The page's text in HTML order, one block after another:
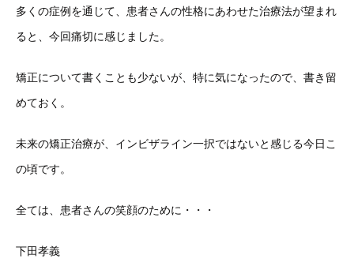
多くの症例を通じて、患者さんの性格にあわせた治療法が望まれ
ると、今回痛切に感じました。
矯正について書くことも少ないが、特に気になったので、書き留
めておく。
未来の矯正治療が、インビザライン一択ではないと感じる今日こ
の頃です。
全ては、患者さんの笑顔のために・・・
下田孝義